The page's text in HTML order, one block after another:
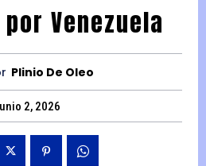
Venezuela
Plinio De Oleo
2, 2026